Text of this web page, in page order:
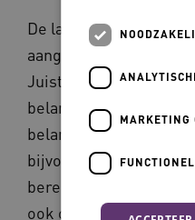
De laatste jaren
aangemoedigd om
Juist voor deze
belangrijk om mobiel
belangrijk voor hun
bijvoorbeeld om de
bereikbaarheid van
ook om contact met
MARKETING